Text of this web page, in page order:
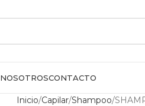
NOSOTROSCONTACTO
Inicio Capilar Shampoo